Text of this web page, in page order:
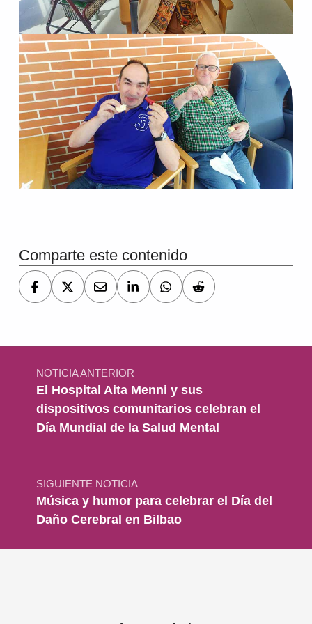
Comparte este contenido
Navegación de entradas
NOTICIA ANTERIOR
El Hospital Aita Menni y sus
dispositivos comunitarios celebran el
Día Mundial de la Salud Mental
SIGUIENTE NOTICIA
Música y humor para celebrar el Día del
Daño Cerebral en Bilbao